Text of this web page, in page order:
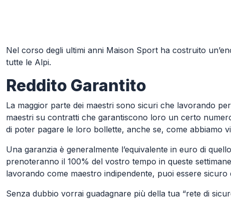
Skip to Main Content
Nel corso degli ultimi anni Maison Sport ha costruito
tutte le Alpi.
Reddito Garantito
La maggior parte dei maestri sono sicuri che lavorando
maestri su contratti che garantiscono loro un certo
di poter pagare le loro bollette, anche se, come abbiamo
Una garanzia è generalmente l’equivalente in euro di
prenoteranno il 100% del vostro tempo in queste
lavorando come maestro indipendente, puoi essere
Senza dubbio vorrai guadagnare più della tua “rete di